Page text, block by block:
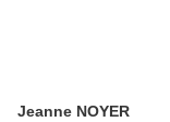
Jeanne NOYER